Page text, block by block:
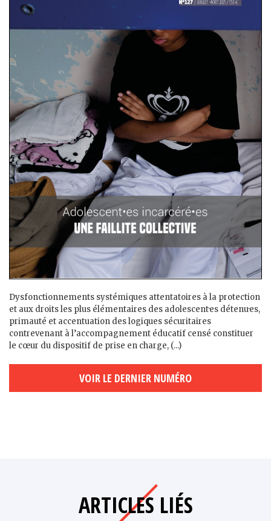
Dysfonctionnements systémiques attentatoires à la protection
et aux droits les plus élémentaires des adolescent·es détenu·es,
primauté et accentuation des logiques sécuritaires
contrevenant à l’accompagnement éducatif censé constituer
le cœur du dispositif de prise en charge, (...)
VOIR LE DERNIER NUMÉRO
ARTICLES LIÉS